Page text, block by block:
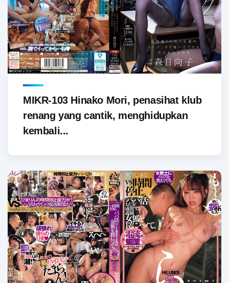
MIKR-103 Hinako Mori, penasihat klub
renang yang cantik, menghidupkan
kembali...